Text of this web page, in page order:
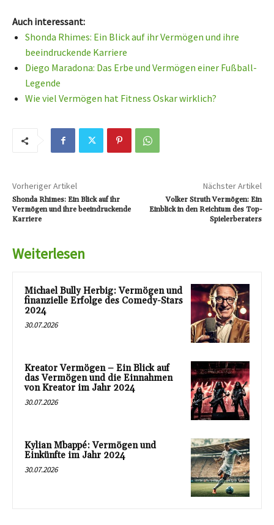
Auch interessant:
Shonda Rhimes: Ein Blick auf ihr Vermögen und ihre
beeindruckende Karriere
Diego Maradona: Das Erbe und Vermögen einer Fußball-
Legende
Wie viel Vermögen hat Fitness Oskar wirklich?
Vorheriger Artikel
Shonda Rhimes: Ein Blick auf ihr
Vermögen und ihre beeindruckende
Karriere
Nächster Artikel
Volker Struth Vermögen: Ein
Einblick in den Reichtum des Top-
Spielerberaters
Weiterlesen
Michael Bully Herbig: Vermögen und
finanzielle Erfolge des Comedy-Stars
2024
30.07.2026
Kreator Vermögen – Ein Blick auf
das Vermögen und die Einnahmen
von Kreator im Jahr 2024
30.07.2026
Kylian Mbappé: Vermögen und
Einkünfte im Jahr 2024
30.07.2026